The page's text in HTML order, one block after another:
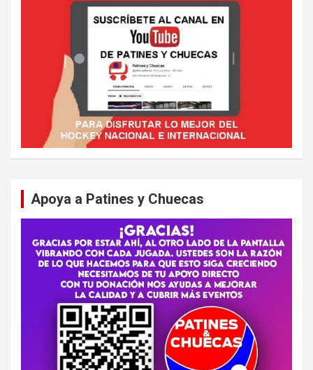
Apoya a Patines y Chuecas